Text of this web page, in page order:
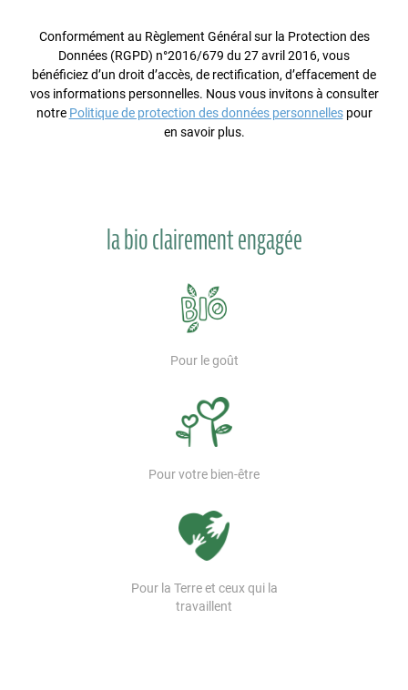
Conformément au Règlement Général sur la Protection des
Données (RGPD) n°2016/679 du 27 avril 2016, vous
bénéficiez d’un droit d’accès, de rectification, d’effacement de
vos informations personnelles. Nous vous invitons à consulter
notre Politique de protection des données personnellespour
en savoir plus.
la bio clairement engagée
Pour le goût
Pour votre bien-être
Pour la Terre et ceux qui la
travaillent